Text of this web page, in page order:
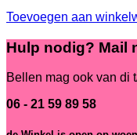
Toevoegen aan
Hulp nodig? Mail
Bellen mag ook van di
06 - 21 59 89 58